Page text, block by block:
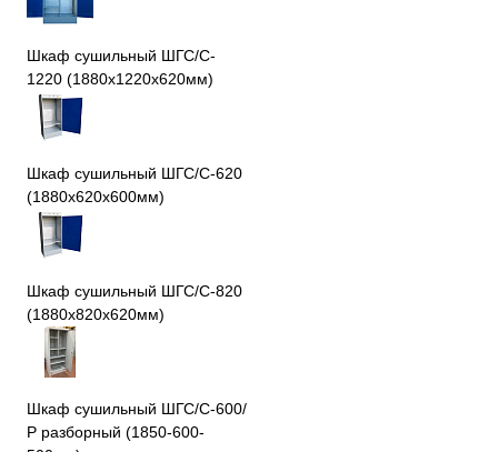
Шкаф сушильный ШГС/C-
1220 (1880x1220x620мм)
Шкаф сушильный ШГС/C-620
(1880x620x600мм)
Шкаф сушильный ШГС/C-820
(1880x820x620мм)
Шкаф сушильный ШГС/С-600/
Р разборный (1850-600-